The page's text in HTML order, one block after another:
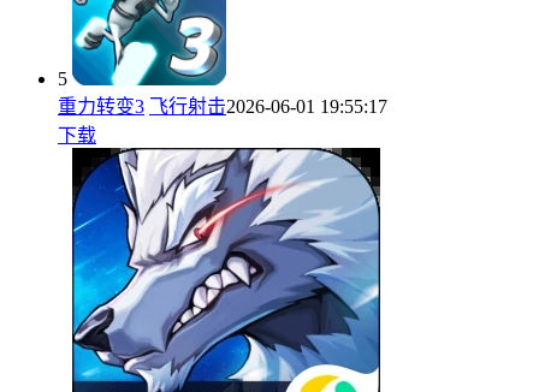
5
重力转变3 飞行射击2026-06-01 19:55:17
下载